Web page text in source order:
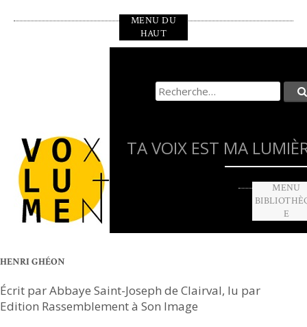
MENU DU
HAUT
Recherche
pour
TA VOIX EST MA
MENU
E
HENRI GHÉON
Écrit par Abbaye Saint-Joseph de Clairval, lu par
Edition Rassemblement à Son Image